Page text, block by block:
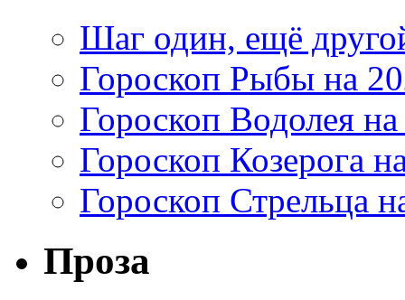
Шаг один, ещё
Гороскоп Рыбы на
Гороскоп Водолея
Гороскоп Козерога
Гороскоп Стрельца
Проза